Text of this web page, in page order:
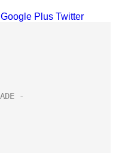
Google Plus Twitter